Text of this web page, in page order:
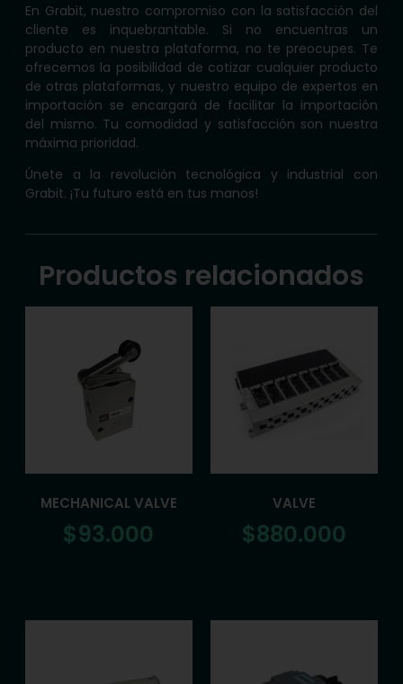
En Grabit, nuestro compromiso con la satisfacción del
cliente es inquebrantable. Si no encuentras un
producto en nuestra plataforma, no te preocupes. Te
ofrecemos la posibilidad de cotizar cualquier producto
de otras plataformas, y nuestro equipo de expertos en
importación se encargará de facilitar la importación
del mismo. Tu comodidad y satisfacción son nuestra
máxima prioridad.
Únete a la revolución tecnológica y industrial con
Grabit. ¡Tu futuro está en tus manos!
Productos relacionados
MECHANICAL VALVE
$93.000
VALVE
$880.000